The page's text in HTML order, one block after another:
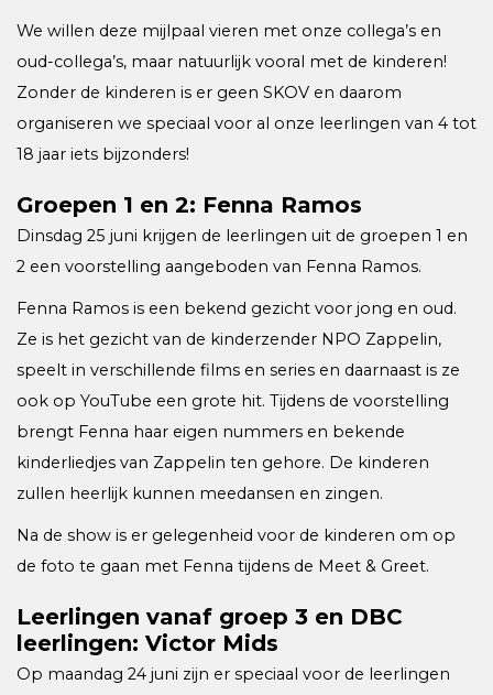
We willen deze mijlpaal vieren met onze collega’s en
oud-collega’s, maar natuurlijk vooral met de kinderen!
Zonder de kinderen is er geen SKOV en daarom
organiseren we speciaal voor al onze leerlingen van 4 tot
18 jaar iets bijzonders!
Groepen 1 en 2: Fenna Ramos
Dinsdag 25 juni krijgen de leerlingen uit de groepen 1 en
2 een voorstelling aangeboden van Fenna Ramos.
Fenna Ramos is een bekend gezicht voor jong en oud.
Ze is het gezicht van de kinderzender NPO Zappelin,
speelt in verschillende films en series en daarnaast is ze
ook op YouTube een grote hit. Tijdens de voorstelling
brengt Fenna haar eigen nummers en bekende
kinderliedjes van Zappelin ten gehore. De kinderen
zullen heerlijk kunnen meedansen en zingen.
Na de show is er gelegenheid voor de kinderen om op
de foto te gaan met Fenna tijdens de Meet & Greet.
Leerlingen vanaf groep 3 en DBC
leerlingen: Victor Mids
Op maandag 24 juni zijn er speciaal voor de leerlingen